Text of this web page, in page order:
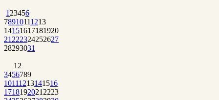
1 23456
78910111213
14151617181920
21 222324252627
28293031
1 2
3456789
10111213141516
1718192021 2223